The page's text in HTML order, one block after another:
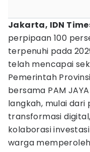
Jakarta, IDN
perpipaan 100
terpenuhi pada
telah mencapai
Pemerintah
bersama PAM
langkah, mulai
transformasi
kolaborasi
warga